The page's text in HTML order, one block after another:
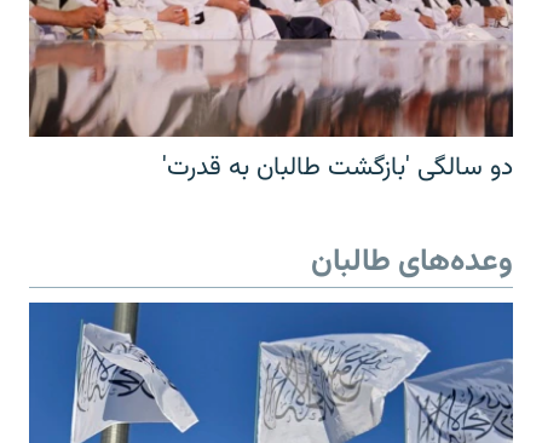
دو سالگی 'بازگشت طالبان به قدرت'
وعده‌های طالبان